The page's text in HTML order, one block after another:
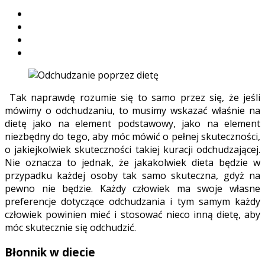
Tak naprawdę rozumie się to samo przez się, że jeśli
mówimy o odchudzaniu, to musimy wskazać właśnie na
dietę jako na element podstawowy, jako na element
niezbędny do tego, aby móc mówić o pełnej skuteczności,
o jakiejkolwiek skuteczności takiej kuracji odchudzającej.
Nie oznacza to jednak, że jakakolwiek dieta będzie w
przypadku każdej osoby tak samo skuteczna, gdyż na
pewno nie będzie. Każdy człowiek ma swoje własne
preferencje dotyczące odchudzania i tym samym każdy
człowiek powinien mieć i stosować nieco inną dietę, aby
móc skutecznie się odchudzić.
Błonnik w diecie